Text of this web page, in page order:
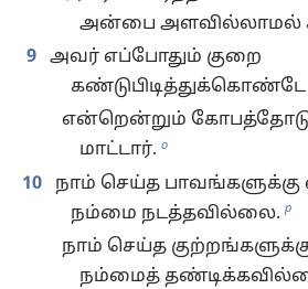
அன்பை அளவில்லாமல்
9 அவர் எப்போதும் குறை
கண்டுபிடித்துக்கொண்டே
என்றென்றும்
மாட்டார். o
10
நாம் செய்த பாவங்களுக்கு
நம்மை நடத்தவில்லை. p
நாம் செய்த
நம்மைத்